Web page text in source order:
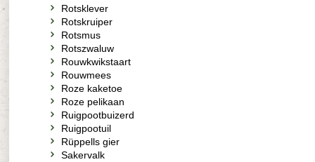
Rotsklever
Rotskruiper
Rotsmus
Rotszwaluw
Rouwkwikstaart
Rouwmees
Roze kaketoe
Roze pelikaan
Ruigpootbuizerd
Ruigpootuil
Rüppells gier
Sakervalk